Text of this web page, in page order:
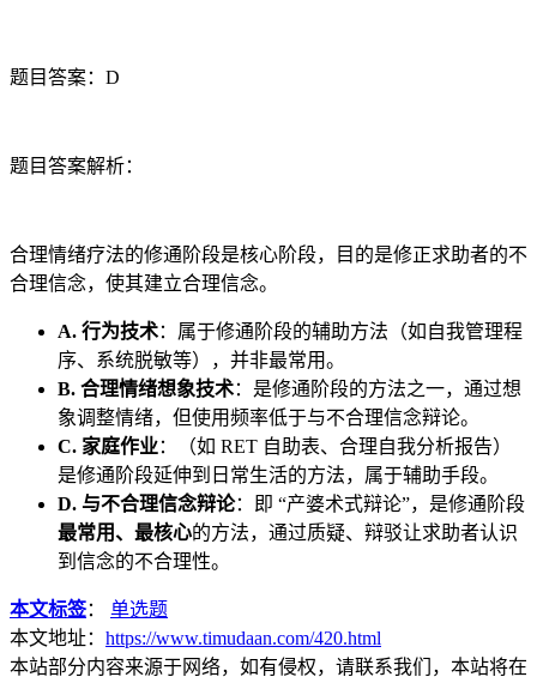
题目答案：D
题目答案解析：
合理情绪疗法的修通阶段是核心阶段，目的是修正求助者的不
合理信念，使其建立合理信念。
A. 行为技术：属于修通阶段的辅助方法（如自我管理程
序、系统脱敏等），并非最常用。
B. 合理情绪想象技术：是修通阶段的方法之一，通过想
象调整情绪，但使用频率低于与不合理信念辩论。
C. 家庭作业：（如 RET 自助表、合理自我分析报告）
是修通阶段延伸到日常生活的方法，属于辅助手段。
D. 与不合理信念辩论：即 “产婆术式辩论”，是修通阶段
最常用、最核心的方法，通过质疑、辩驳让求助者认识
到信念的不合理性。
本文标签： 单选题
本文地址： https://www.timudaan.com/420.html
本站部分内容来源于网络，如有侵权，请联系我们，本站将在